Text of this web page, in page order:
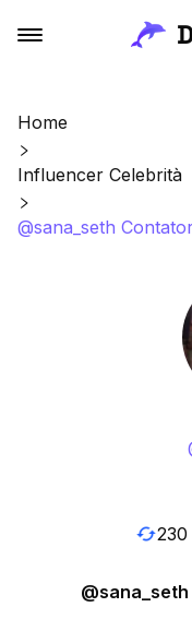
Home
Influencer Celebrità
@sana_seth